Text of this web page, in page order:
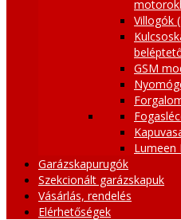
Villogók
GSM
Lumeen
Garázskapurugók
Szekcionált garázskapuk
Vásárlás, rendelés
Elérhetőségek